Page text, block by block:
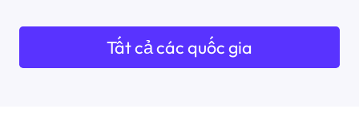
Tất cả các quốc gia